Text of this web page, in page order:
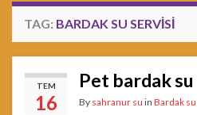
TAG: BARDAK SU SERVISI
TEM
16
Pet bardak su
By sahranur su in Bardak su